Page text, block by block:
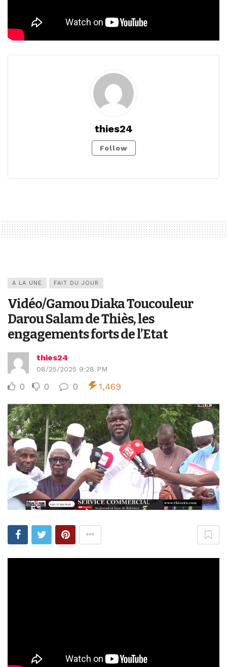
thies24
Follow
A LA UNE FAIT DU JOUR
Vidéo/Gamou Diaka Toucouleur
Darou Salam de Thiès, les
engagements forts de l’Etat
thies24
08/25/2025 9:28 PM
0 0 0 1,469